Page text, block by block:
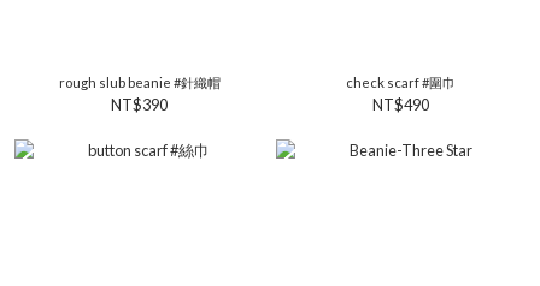
rough slub beanie #針織帽
NT$390
check scarf #圍巾
NT$490